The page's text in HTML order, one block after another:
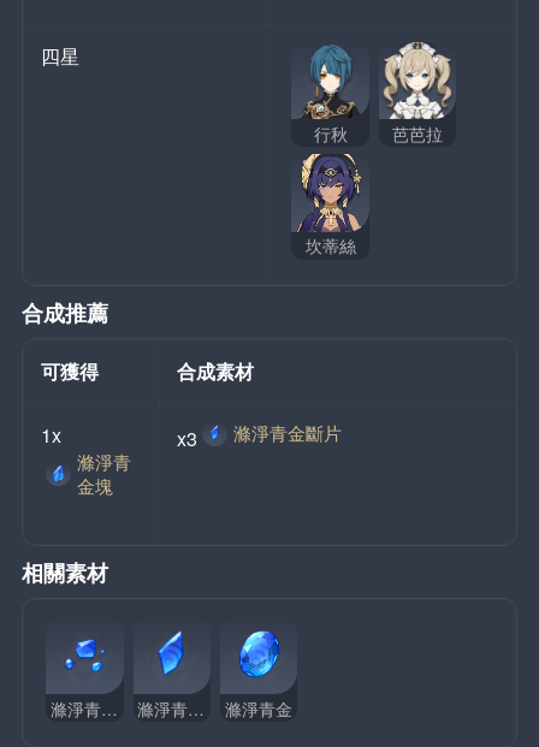
四星
行秋 芭芭拉
坎蒂絲
合成推薦
可獲得 合成素材
1x
滌淨青
金塊
x3 滌淨青金斷片
相關素材
滌淨青金碎屑 滌淨青金斷片 滌淨青金